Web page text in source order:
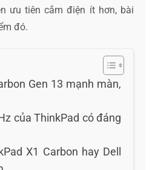
ưu tiên cắm điện ít hơn, bài
đó.
Gen 13 mạnh màn,
của ThinkPad có đáng
X1 Carbon hay Dell